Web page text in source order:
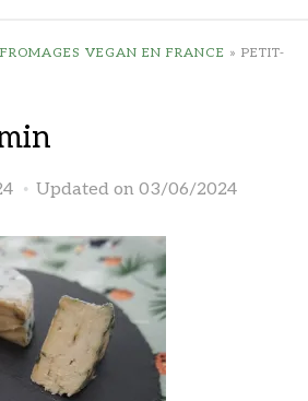
VEGAN EN FRANCE » PETIT-
Updated on 03/06/2024